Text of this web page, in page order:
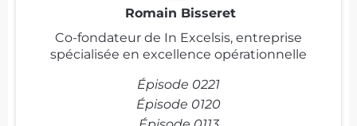
Romain Bisseret
Co-fondateur de In Excelsis, entreprise
spécialisée en excellence opérationnelle
Épisode 0221
Épisode 0120